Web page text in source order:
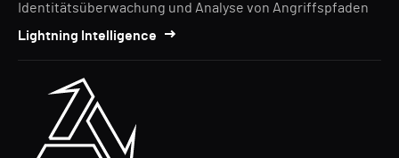
Identitätsüberwachung und Analyse von Angriffspfaden
Lightning Intelligence